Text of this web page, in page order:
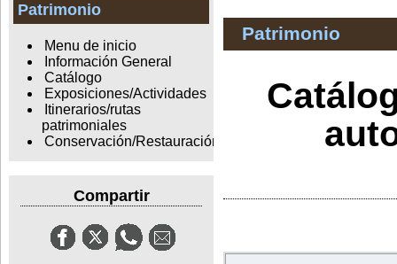
Patrimonio
Menu de inicio
Información General
Catálogo
Exposiciones/Actividades
Itinerarios/rutas
patrimoniales
Conservación/Restauración
Compartir
Patrimonio